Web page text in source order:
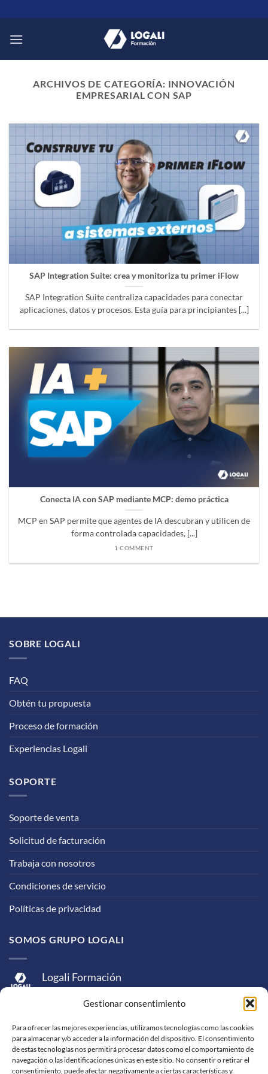
Gestionar consentimiento
Para ofrecer las mejores experiencias, utilizamos tecnologías como las cookies
para almacenar y/o acceder a la información del dispositivo. El consentimiento
de estas tecnologías nos permitirá procesar datos como el comportamiento de
navegación o las identificaciones únicas en este sitio. No consentir o retirar el
consentimiento, puede afectar negativamente a ciertas características y
al
contenido
ARCHIVOS DE CATEGORÍA: INNOVACIÓN
EMPRESARIAL CON SAP
SAP Integration Suite: crea y monitoriza tu primer iFlow
SAP Integration Suite centraliza capacidades para conectar
aplicaciones, datos y procesos. Esta guía para principiantes [...]
Conecta IA con SAP mediante MCP: demo práctica
MCP en SAP permite que agentes de IA descubran y utilicen de
forma controlada capacidades, [...]
1 COMMENT
SOBRE LOGALI
FAQ
Obtén tu propuesta
Proceso de formación
Experiencias Logali
SOPORTE
Soporte de venta
Solicitud de facturación
Trabaja con nosotros
Condiciones de servicio
Políticas de privacidad
SOMOS GRUPO LOGALI
Logali Formación
Logali Consultoría
Logali Ingeniería